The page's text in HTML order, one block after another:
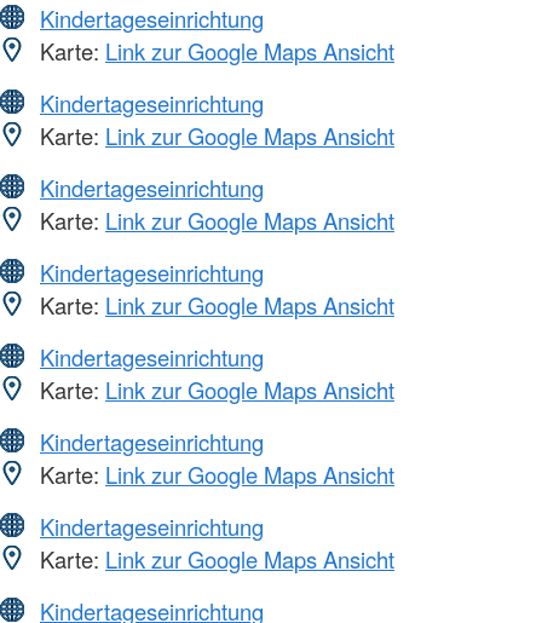
Kindertageseinrichtung
Karte: Link zur Google Maps Ansicht
Kindertageseinrichtung
Karte: Link zur Google Maps Ansicht
Kindertageseinrichtung
Karte: Link zur Google Maps Ansicht
Kindertageseinrichtung
Karte: Link zur Google Maps Ansicht
Kindertageseinrichtung
Karte: Link zur Google Maps Ansicht
Kindertageseinrichtung
Karte: Link zur Google Maps Ansicht
Kindertageseinrichtung
Karte: Link zur Google Maps Ansicht
Kindertageseinrichtung